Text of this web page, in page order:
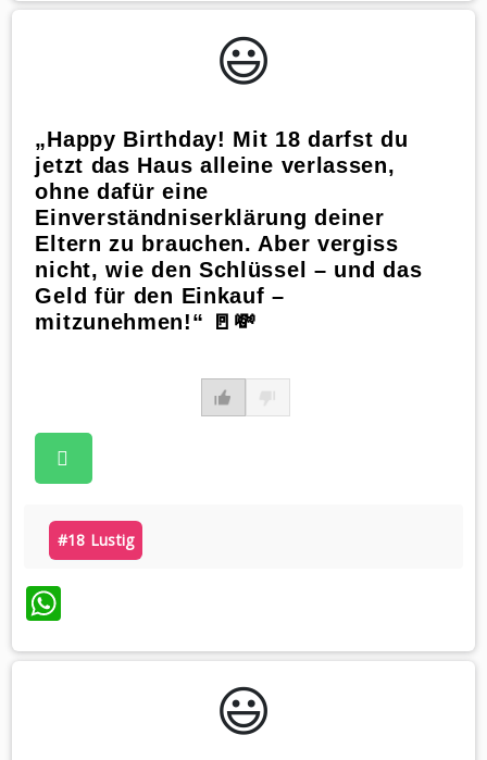
😃️
„Happy Birthday! Mit 18 darfst du
jetzt das Haus alleine verlassen,
ohne dafür eine
Einverständniserklärung deiner
Eltern zu brauchen. Aber vergiss
nicht, wie den Schlüssel – und das
Geld für den Einkauf –
mitzunehmen!“ 🚪💸
#18 Lustig
WhatsApp
😃️